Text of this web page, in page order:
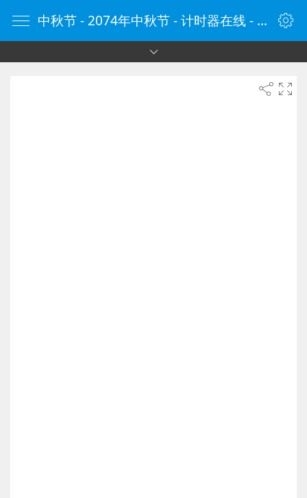
中秋节 - 2074年中秋节 - 计时器在线 - 计时器网 - 定时器 - 在线定时器 - 在线计时器 - 倒计时器 - ClockCn.com